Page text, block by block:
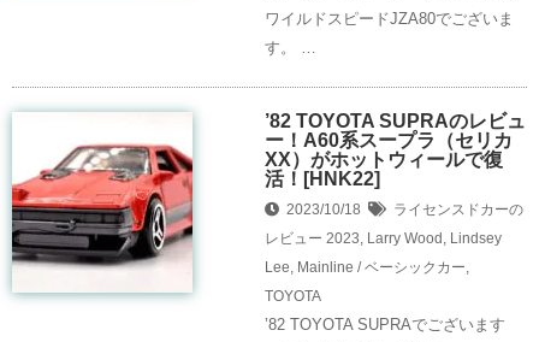
ワイルドスピードJZA80でございま
す。 …
’82 TOYOTA SUPRAのレビュ
ー！A60系スープラ（セリカ
XX）がホットウィールで復
活！[HNK22]
2023/10/18
ライセンスドカーの
レビュー 2023, Larry Wood , Lindsey
Lee, Mainline / ベーシックカー,
TOYOTA
’82 TOYOTA SUPRAでございます